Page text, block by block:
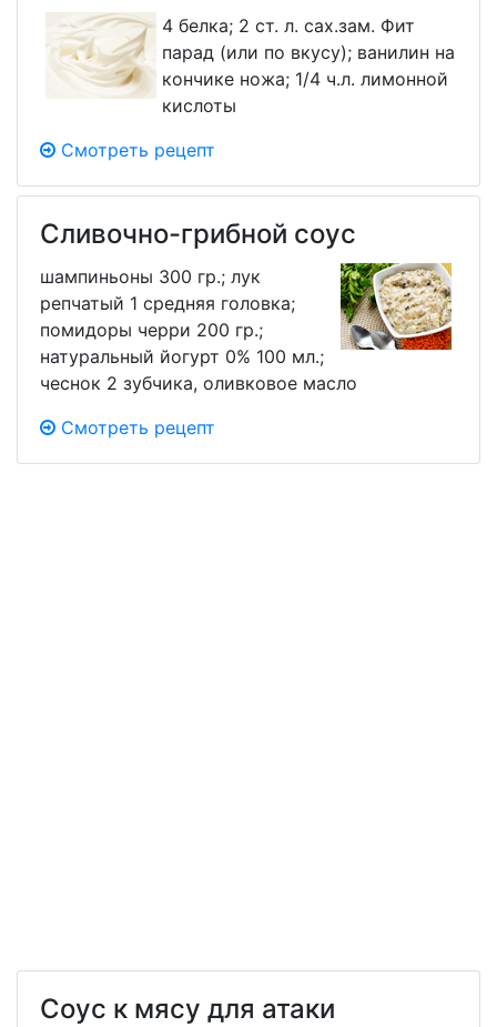
4 белка; 2 ст. л. сах.зам. Фит
парад (или по вкусу); ванилин на
кончике ножа; 1/4 ч.л. лимонной
кислоты
Смотреть рецепт
Сливочно-грибной соус
шампиньоны 300 гр.; лук
репчатый 1 средняя головка;
помидоры черри 200 гр.;
натуральный йогурт 0% 100 мл.;
чеснок 2 зубчика, оливковое масло
Смотреть рецепт
Соус к мясу для атаки